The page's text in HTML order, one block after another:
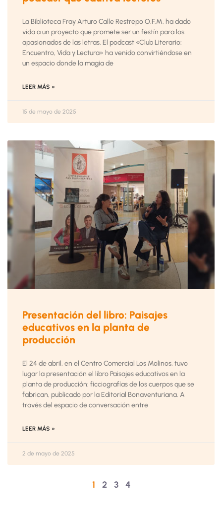
La Biblioteca Fray Arturo Calle Restrepo O.F.M. ha dado
vida a un proyecto que promete ser un festín para los
apasionados de las letras. El podcast «Club Literario:
Encuentro, Vida y Lectura» ha venido convirtiéndose en
un espacio donde la magia de
LEER MÁS »
15 de mayo de 2025
Presentación del libro: Paisajes
educativos en la planta de
producción
El 24 de abril, en el Centro Comercial Los Molinos, tuvo
lugar la presentación el libro Paisajes educativos en la
planta de producción: ficciografías de los cuerpos que se
fabrican, publicado por la Editorial Bonaventuriana. A
través del espacio de conversación entre
LEER MÁS »
2 de mayo de 2025
1 2 3 4